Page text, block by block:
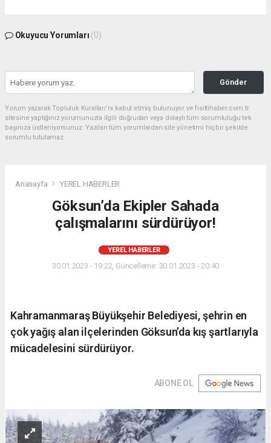
Okuyucu Yorumları (0)
Gönder
Yorum yazarak Topluluk Kuralları’nı kabul etmiş bulunuyor ve fisiltihaber.com.tr
sitesine yaptığınız yorumunuzla ilgili doğrudan veya dolaylı tüm sorumluluğu tek
başınıza üstleniyorsunuz. Yazılan tüm yorumlardan site yönetimi hiçbir şekilde
sorumlu tutulamaz.
Anasayfa YEREL HABERLER
Göksun’da Ekipler Sahada
çalışmalarını sürdürüyor!
YEREL HABERLER
30.01.2023 - 19:22, Güncelleme: 30.01.2023 - 20:40
Kahramanmaraş Büyükşehir Belediyesi, şehrin en
çok yağış alan ilçelerinden Göksun’da kış şartlarıyla
mücadelesini sürdürüyor.
ABONE OL